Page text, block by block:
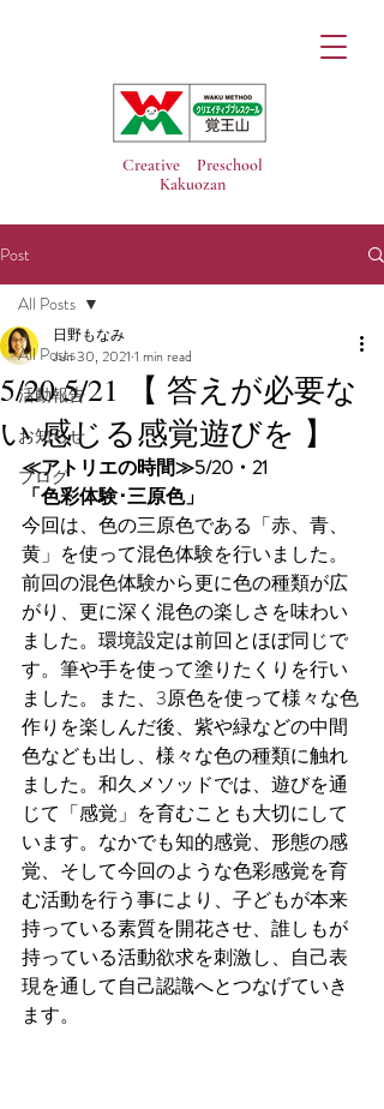
Creative Preschool
Kakuozan
Post
All Posts
活動報告
お知らせ
ブログ
All Posts
5/20 5/21 【 答えが必要な
い 感じる感覚遊びを 】
日野もなみ
Jun 30, 2021 1 min read
≪アトリエの時間≫5/20・21
「色彩体験･三原色」
今回は、色の三原色である「赤、青、
黄」を使って混色体験を行いました。
前回の混色体験から更に色の種類が広
がり、更に深く混色の楽しさを味わい
ました。環境設定は前回とほぼ同じで
す。筆や手を使って塗りたくりを行い
ました。また、3原色を使って様々な色
作りを楽しんだ後、紫や緑などの中間
色なども出し、様々な色の種類に触れ
ました。和久メソッドでは、遊びを通
じて「感覚」を育むことも大切にして
います。なかでも知的感覚、形態の感
覚、そして今回のような色彩感覚を育
む活動を行う事により、子どもが本来
持っている素質を開花させ、誰しもが
持っている活動欲求を刺激し、自己表
現を通して自己認識へとつなげていき
ます。